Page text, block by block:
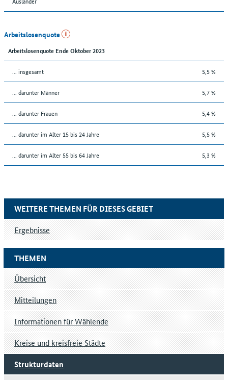
Arbeitslosenquote
Arbeitslosenquote Ende Oktober 2023
... insgesamt 5,5 %
... darunter Männer 5,7 %
... darunter Frauen 5,4 %
... darunter im Alter 15 bis 24 Jahre 5,5 %
... darunter im Alter 55 bis 64 Jahre 5,3 %
THEMEN
Übersicht
Mitteilungen
Informationen für Wählende
Kreise und kreisfreie Städte
Strukturdaten
WEITERE THEMEN FÜR DIESES GEBIET
Ergebnisse